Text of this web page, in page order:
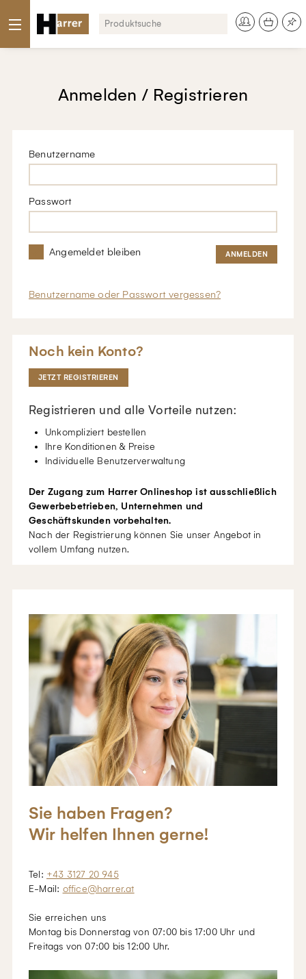
Anmelden / Registrieren
Benutzername
Passwort
Angemeldet bleiben
Benutzername oder Passwort vergessen?
Noch kein Konto?
JETZT REGISTRIEREN
Registrieren und alle Vorteile nutzen:
Unkompliziert bestellen
Ihre Konditionen & Preise
Individuelle Benutzerverwaltung
Der Zugang zum Harrer Onlineshop ist ausschließlich
Gewerbebetrieben, Unternehmen und
Geschäftskunden vorbehalten.
Nach der Registrierung können Sie unser Angebot in
vollem Umfang nutzen.
Sie haben Fragen?
Wir helfen Ihnen gerne!
Tel: +43 3127 20 945
E-Mail: office@harrer.at
Sie erreichen uns
Montag bis Donnerstag von 07:00 bis 17:00 Uhr und
Freitags von 07:00 bis 12:00 Uhr.